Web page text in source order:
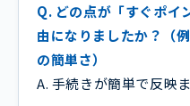
Q. どの点が「すぐポイ
由になりましたか？（
の簡単さ）
A. 手続きが簡単で反映